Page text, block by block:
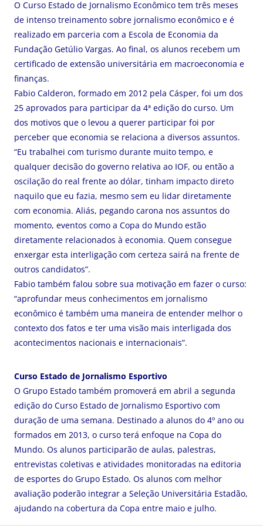
O Curso Estado de Jornalismo Econômico tem três meses
de intenso treinamento sobre jornalismo econômico e é
realizado em parceria com a Escola de Economia da
Fundação Getúlio Vargas. Ao final, os alunos recebem um
certificado de extensão universitária em macroeconomia e
finanças.
Fabio Calderon, formado em 2012 pela Cásper, foi um dos
25 aprovados para participar da 4ª edição do curso. Um
dos motivos que o levou a querer participar foi por
perceber que economia se relaciona a diversos assuntos.
“Eu trabalhei com turismo durante muito tempo, e
qualquer decisão do governo relativa ao IOF, ou então a
oscilação do real frente ao dólar, tinham impacto direto
naquilo que eu fazia, mesmo sem eu lidar diretamente
com economia. Aliás, pegando carona nos assuntos do
momento, eventos como a Copa do Mundo estão
diretamente relacionados à economia. Quem consegue
enxergar esta interligação com certeza sairá na frente de
outros candidatos”.
Fabio também falou sobre sua motivação em fazer o curso:
“aprofundar meus conhecimentos em jornalismo
econômico é também uma maneira de entender melhor o
contexto dos fatos e ter uma visão mais interligada dos
acontecimentos nacionais e internacionais”.
Curso Estado de Jornalismo Esportivo
O Grupo Estado também promoverá em abril a segunda
edição do Curso Estado de Jornalismo Esportivo com
duração de uma semana. Destinado a alunos do 4º ano ou
formados em 2013, o curso terá enfoque na Copa do
Mundo. Os alunos participarão de aulas, palestras,
entrevistas coletivas e atividades monitoradas na editoria
de esportes do Grupo Estado. Os alunos com melhor
avaliação poderão integrar a Seleção Universitária Estadão,
ajudando na cobertura da Copa entre maio e julho.